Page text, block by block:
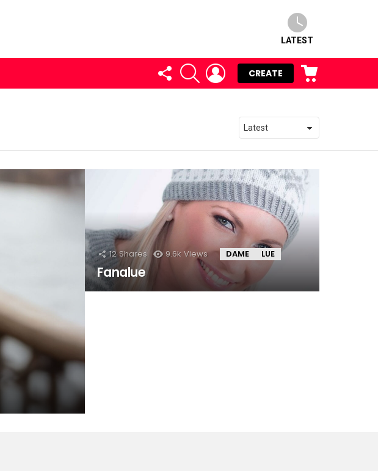
LATEST
FOLLOW
US
SEARCH LOGIN
CREATE
12 Shares 9.6k Views DAME LUE
Fanalue